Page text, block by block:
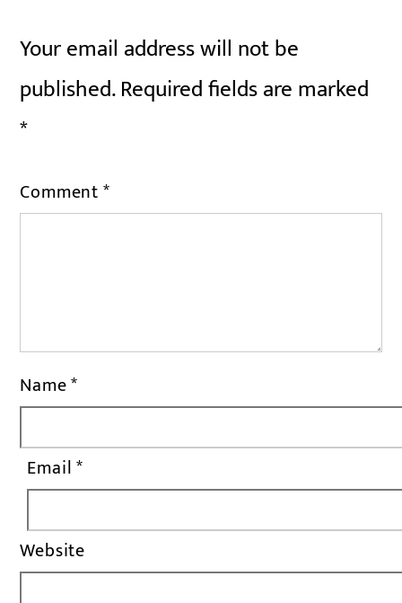
Your email address will not be
published.Required fields are marked
*
Comment*
Name*
Email*
Website